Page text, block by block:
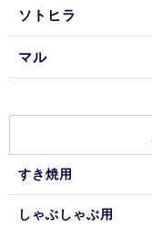
ソトヒラ
マル
すき焼用
しゃぶしゃぶ用